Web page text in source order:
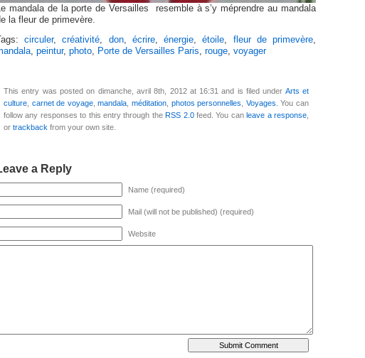
mandala de la porte de Versailles resemble à s’y méprendre au mandala
la fleur de primevère.
circuler,créativité, don, écrire,énergie,étoile, fleur de primevère,
, peintur, photo, Porte de Versailles Paris, rouge, voyager
This entry was posted on dimanche, avril 8th, 2012 at 16:31 and is filed under Arts et
culture carnet de voyage,mandala ,méditation photos personnelles Voyages . You can
follow any responses to this entry through theRSS 2.0feed. You canleave a response
or trackback from your own site.
a Reply
Name (required)
Mail (will not be published) (required)
Website